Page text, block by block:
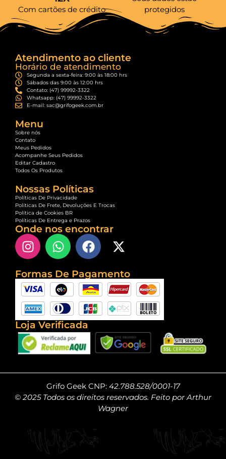
Com cartões de crédito
protegidos
Atendimento ao cliente
Horário de atendimento
Segunda a sexta-feira: 9:00 às 18:00 hrs
Sábados das 9:00 às 12:00 hrs
Contato: (47) 99992-3322
Whatsapp: (47) 99992-3322
E-mail: sac@grifogeek.com.br
Menu
Sobre nós
Contato
Meus Pedidos
Acompanhe Seus Pedidos
Editar Cadastro
Todos Os Produtos
Nossas Políticas
Políticas De Privacidade
Políticas De Frete, Devoluções E Trocas
Política de Cookies BR
Políticas De Entrega e Prazos
Onde nos encontrar
Formas De Pagamento
Loja Verificada
Grifo Geek CNP: 42.788.528/0001-17
© 2025 Todos os direitos reservados. Feito por Arthur
Wagner